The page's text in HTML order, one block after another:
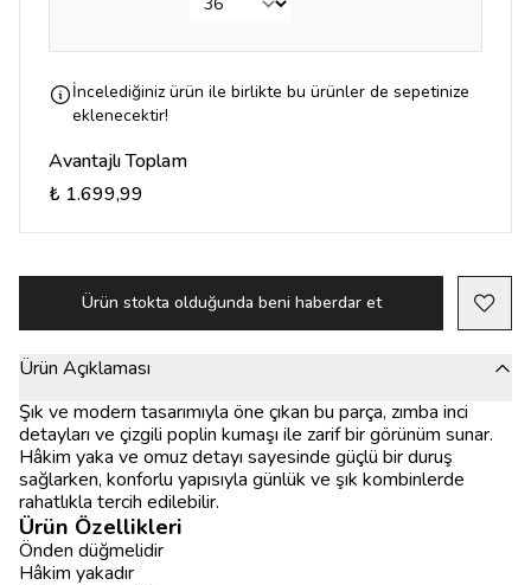
İncelediğiniz ürün ile birlikte bu ürünler de sepetinize
eklenecektir!
Avantajlı Toplam
₺ 1.699,99
Ürün stokta olduğunda beni haberdar et
Ürün Açıklaması
Şık ve modern tasarımıyla öne çıkan bu parça, zımba inci
detayları ve çizgili poplin kumaşı ile zarif bir görünüm sunar.
Hâkim yaka ve omuz detayı sayesinde güçlü bir duruş
sağlarken, konforlu yapısıyla günlük ve şık kombinlerde
rahatlıkla tercih edilebilir.
Ürün Özellikleri
Önden düğmelidir
Hâkim yakadır